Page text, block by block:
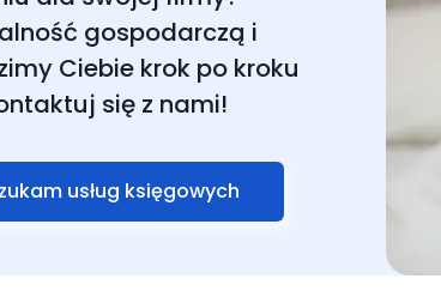
LEGALIZACJA - KARTA
usług księgowych
gospodarczą i
Ciebie krok po kroku
się z nami!